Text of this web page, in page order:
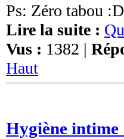
Ps: Zéro tabou :D
Lire la suite :
Vus : 1382 |
Haut
Hygiène intime